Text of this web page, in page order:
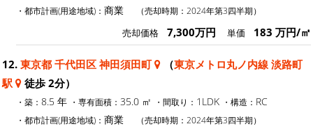
・都市計画(用途地域)： 商業 （売却時期：2024年第3四半期）
売却価格 7,300万円 単価 183 万円/㎡
12. 東京都 千代田区 神田須田町 （東京メトロ丸ノ内線 淡路町
駅
徒歩 2分）
・築： 8.5 年 ・専有面積： 35.0 ㎡ ・間取り： 1LDK ・構造： RC
・都市計画(用途地域)： 商業 （売却時期：2024年第3四半期）